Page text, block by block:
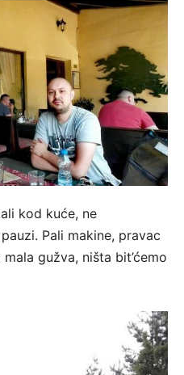
kod kuće, ne
Pali makine, pravac
gužva, ništa bit’ćemo